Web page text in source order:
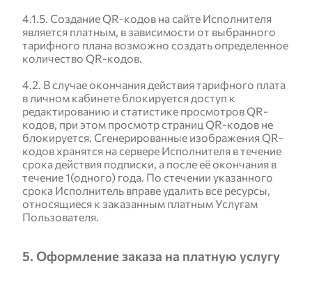
4.1.5. Создание QR-кодов на сайте Исполнителя
является платным, в зависимости от выбранного
тарифного плана возможно создать определенное
количество QR-кодов.
4.2. В случае окончания действия тарифного плата
в личном кабинете блокируется доступ к
редактированию и статистике просмотров QR-
кодов, при этом просмотр страниц QR-кодов не
блокируется. Сгенерированные изображения QR-
кодов хранятся на сервере Исполнителя в течение
срока действия подписки, а после её окончания в
течение 1(одного) года. По стечении указанного
срока Исполнитель вправе удалить все ресурсы,
относящиеся к заказанным платным Услугам
Пользователя.
5. Оформление заказа на платную услугу